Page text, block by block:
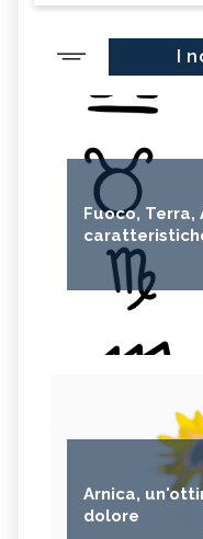
I
Fuoco, Terra,
Arnica,
dolore